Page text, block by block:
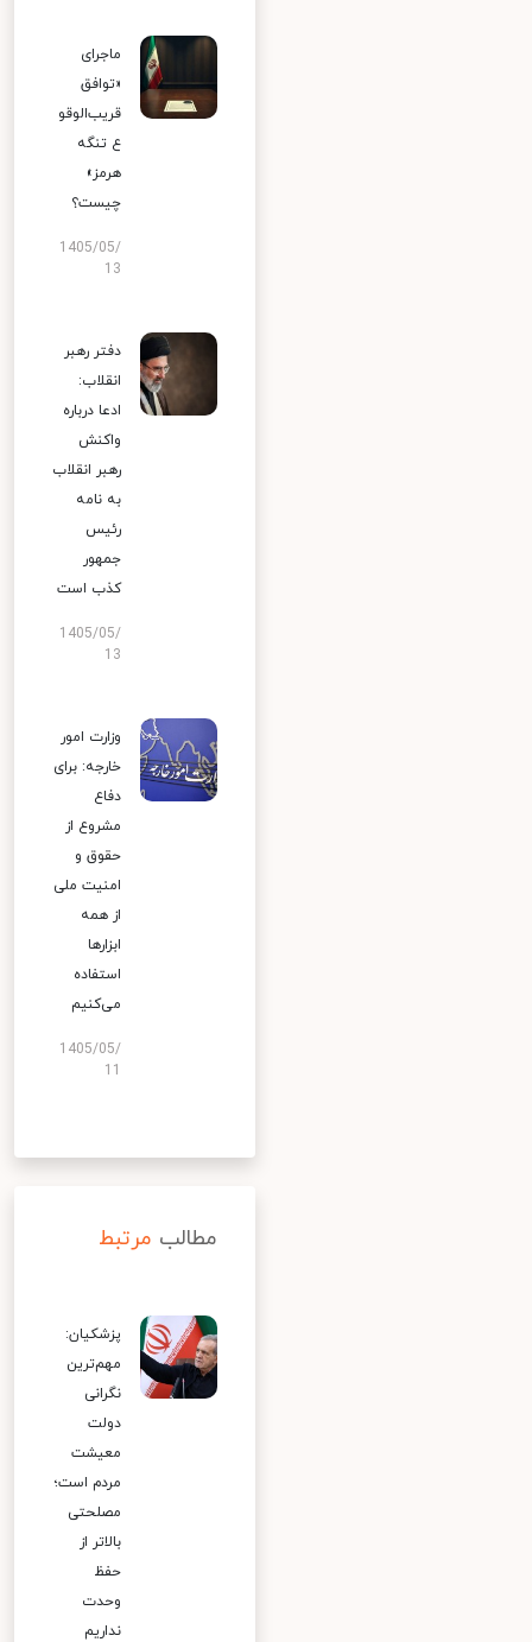
ماجرای
«توافق
قریب‌الوقو
ع تنگه
هرمز»
چیست؟
1405/05/
13
دفتر رهبر
انقلاب:
ادعا درباره
واکنش
رهبر انقلاب
به نامه
رئیس
جمهور
کذب است
1405/05/
13
وزارت امور
خارجه: برای
دفاع
مشروع از
حقوق و
امنیت ملی
از همه
ابزارها
استفاده
می‌کنیم
1405/05/
مطالب مرتبط
پزشکیان:
مهم‌ترین
نگرانی
دولت
معیشت
مردم است؛
مصلحتی
بالاتر از
حفظ
وحدت
نداریم